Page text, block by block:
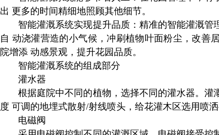
出 更多的时间精细地照顾其他细节。
智能灌溉系统实现提升品质：精准的智能灌溉
自 动浇灌营造的小气候，冲刷植物叶面粉尘，改善
院增添 动感景观，提升花园品质。
智能灌溉系统的组成部分
灌水器
根据庭院中不同的植物，选择不同的灌水器。
度 可调的地埋式散射/射线喷头，给花灌木区选用喷
电磁阀